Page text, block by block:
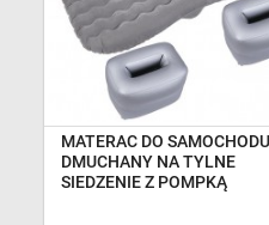
MATERAC DO SAMOCHODU
DMUCHANY NA TYLNE
SIEDZENIE Z POMPKĄ
OCZEKIWANIE NA